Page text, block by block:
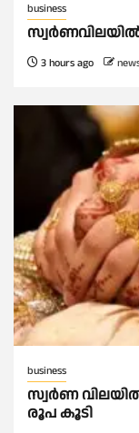
business
3 hours ago
business
സ്വർണ
രൂപ കൂടി